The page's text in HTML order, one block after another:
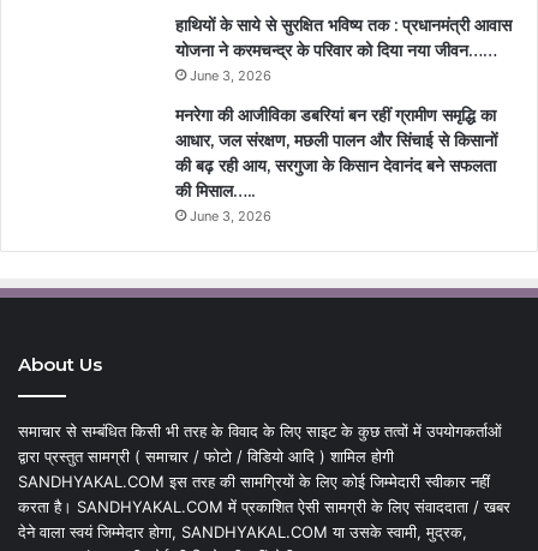
हाथियों के साये से सुरक्षित भविष्य तक : प्रधानमंत्री आवास
योजना ने करमचन्द्र के परिवार को दिया नया जीवन……
June 3, 2026
मनरेगा की आजीविका डबरियां बन रहीं ग्रामीण समृद्धि का
आधार, जल संरक्षण, मछली पालन और सिंचाई से किसानों
की बढ़ रही आय, सरगुजा के किसान देवानंद बने सफलता
की मिसाल…..
June 3, 2026
About Us
समाचार से सम्बंधित किसी भी तरह के विवाद के लिए साइट के कुछ तत्वों में उपयोगकर्ताओं
द्वारा प्रस्तुत सामग्री ( समाचार / फोटो / विडियो आदि ) शामिल होगी
SANDHYAKAL.COM इस तरह की सामग्रियों के लिए कोई जिम्मेदारी स्वीकार नहीं
करता है। SANDHYAKAL.COM में प्रकाशित ऐसी सामग्री के लिए संवाददाता / खबर
देने वाला स्वयं जिम्मेदार होगा, SANDHYAKAL.COM या उसके स्वामी, मुद्रक,